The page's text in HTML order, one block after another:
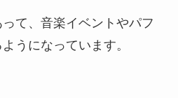
て、音楽イベントやパフ
うになっています。